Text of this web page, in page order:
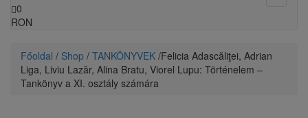
0
RON
Főoldal / Shop / TANKÖNYVEK / ​Felicia Adascăliţei, Adrian
Liga, Liviu Lazăr, Alina Bratu, Viorel Lupu: Történelem –
Tankönyv a XI. osztály számára